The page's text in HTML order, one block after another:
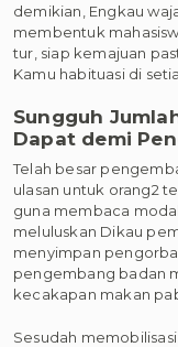
demikian, Engkau
membentuk
tur, siap kemajuan
Kamu habituasi di
Sungguh
Dapat demi
Telah besar
ulasan untuk orang2
guna membaca
meluluskan Dikau
menyimpan
pengembang badan
kecakapan makan
Sesudah